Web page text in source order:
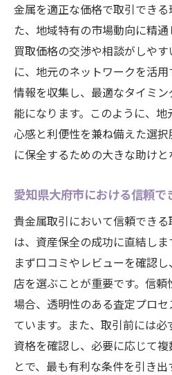
市場の動きに即応す
流動性がもたらす資
長期保有と短期売買
流動性を考慮した投
み方
貴金属投資失敗回避のポ
投資におけるよくあ
市場変動への柔軟な
失敗を防ぐための事
専門家からの学びを
失敗から学ぶ成功へ
大府市で貴金属による資
ヒント
初心者が注意すべき
地域の専門家を活用
金属を適正な価格で取引でき
た、地域特有の市場動向に精通
買取価格の交渉や相談がしや
に、地元のネットワークを活
情報を収集し、最適なタイミ
能になります。このように、
心感と利便性を兼ね備えた選
に保全するための大きな助けと
愛知県大府市における信頼
貴金属取引において信頼でき
は、資産保全の成功に直結しま
まず口コミやレビューを確認
店を選ぶことが重要です。信
場合、透明性のある査定プロ
ています。また、取引前には
資格を確認し、必要に応じて
とで、最も有利な条件を引き